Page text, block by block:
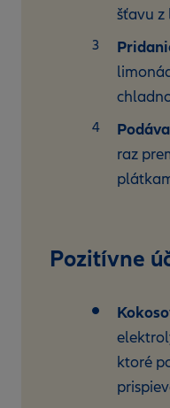
šťavu z
raz
Pozitívne
ktoré